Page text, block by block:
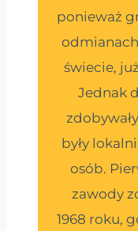
ponieważ
świecie,
Jednak
były
osób.
zawody
1968 roku,